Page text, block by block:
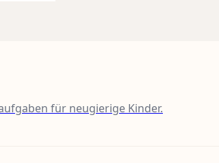
für neugierige Kinder.